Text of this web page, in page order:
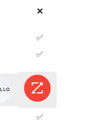
❌
✅
✅
✅